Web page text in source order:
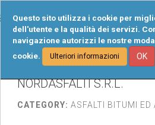
Questo sito utilizza i cookie per
dell'utente e la qualità dei servizi.
navigazione autorizzi le nostre
cookie.
Ulteriori informazioni OK
NORDASFALTI S.R.L.
CATEGORY: ASFALTI BITUMI ED